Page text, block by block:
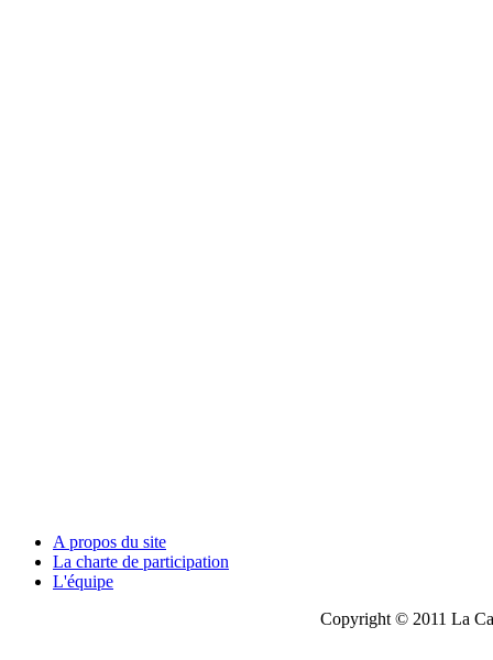
A propos du site
La charte de participation
L'équipe
Copyright © 2011 La